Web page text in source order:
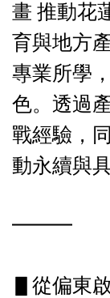
畫 推動花
育與地方
專業所學
色。透過
戰經驗，
動永續與
━━━
▋從偏東